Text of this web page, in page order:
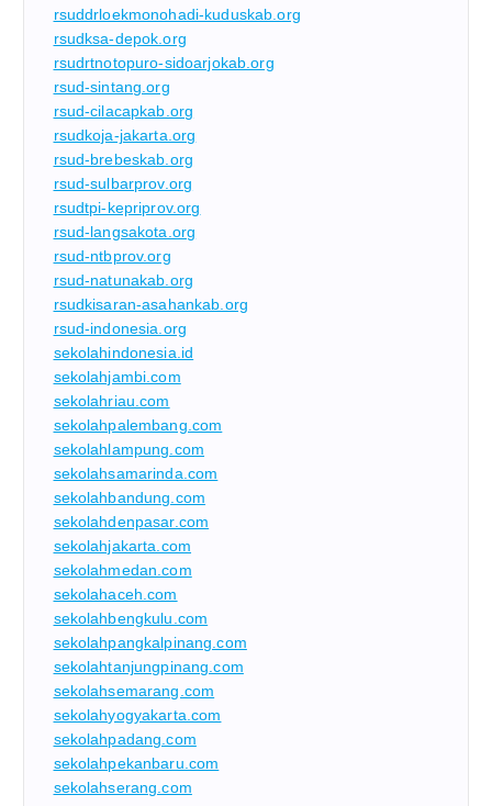
rsuddrloekmonohadi-kuduskab.org
rsudksa-depok.org
rsudrtnotopuro-sidoarjokab.org
rsud-sintang.org
rsud-cilacapkab.org
rsudkoja-jakarta.org
rsud-brebeskab.org
rsud-sulbarprov.org
rsudtpi-kepriprov.org
rsud-langsakota.org
rsud-ntbprov.org
rsud-natunakab.org
rsudkisaran-asahankab.org
rsud-indonesia.org
sekolahindonesia.id
sekolahjambi.com
sekolahriau.com
sekolahpalembang.com
sekolahlampung.com
sekolahsamarinda.com
sekolahbandung.com
sekolahdenpasar.com
sekolahjakarta.com
sekolahmedan.com
sekolahaceh.com
sekolahbengkulu.com
sekolahpangkalpinang.com
sekolahtanjungpinang.com
sekolahsemarang.com
sekolahyogyakarta.com
sekolahpadang.com
sekolahpekanbaru.com
sekolahserang.com